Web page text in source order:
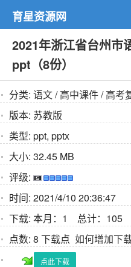
育星资源网
2021年浙江省台州市
ppt（8份）
分类: 语文/高中课件/高考
版本: 苏教版
类型: ppt, pptx
大小: 32.45 MB
评级:
时间: 2021/4/10 20:36:47
下载: 本月：1 总计：105
点数: 8 下载点 如何增加下
点此下载